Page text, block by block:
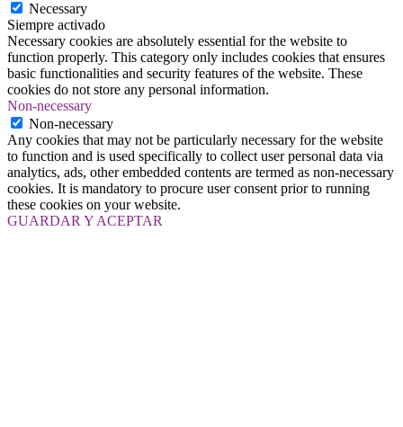
Necessary
Siempre activado
Necessary cookies are absolutely essential for the website to
function properly. This category only includes cookies that ensures
basic functionalities and security features of the website. These
cookies do not store any personal information.
Non-necessary
Non-necessary
Any cookies that may not be particularly necessary for the website
to function and is used specifically to collect user personal data via
analytics, ads, other embedded contents are termed as non-necessary
cookies. It is mandatory to procure user consent prior to running
these cookies on your website.
GUARDAR Y ACEPTAR